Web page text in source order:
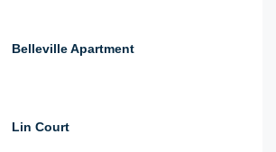
Belleville Apartment
Lin Court